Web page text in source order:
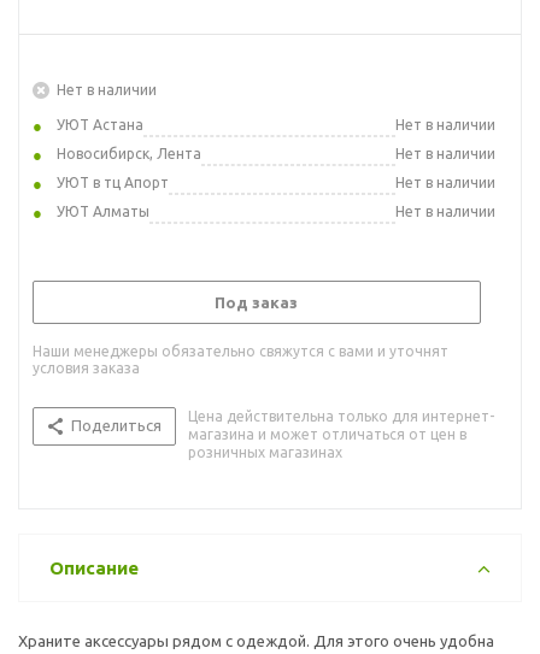
Нет в наличии
УЮТ Астана
Нет в наличии
Новосибирск, Лента
Нет в наличии
УЮТ в тц Апорт
Нет в наличии
УЮТ Алматы
Нет в наличии
Под заказ
Наши менеджеры обязательно свяжутся с вами и уточнят
условия заказа
Поделиться
Цена действительна только для интернет-
магазина и может отличаться от цен в
розничных магазинах
Описание
Храните аксессуары рядом с одеждой. Для этого очень удобна